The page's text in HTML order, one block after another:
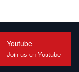
Youtube
Join us on Youtube